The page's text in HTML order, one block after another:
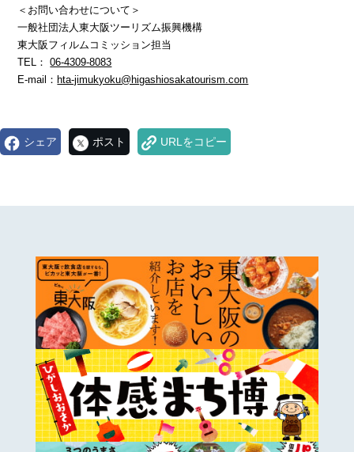
＜お問い合わせについて＞
一般社団法人東大阪ツーリズム振興機構
東大阪フィルムコミッション担当
TEL：06-4309-8083
E-mail： hta-jimukyoku@higashiosakatourism.com
シェア ポスト URLをコピー